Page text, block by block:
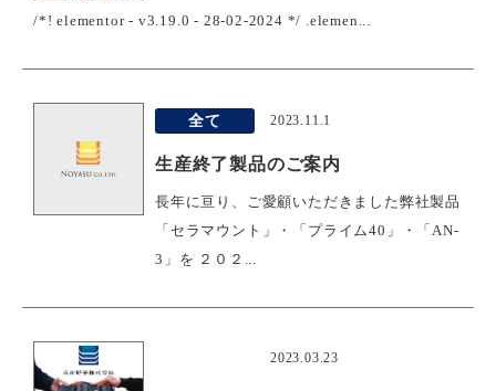
/*! elementor - v3.19.0 - 28-02-2024 */ .elemen...
全て 2023.11.1
生産終了製品のご案内
長年に亘り、ご愛顧いただきました弊社製品
「セラマウント」・「プライム40」・「AN-
3」を ２０２...
2023.03.23